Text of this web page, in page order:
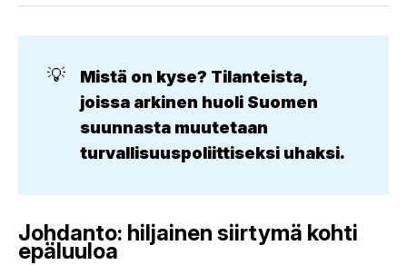
💡
Mistä on kyse? Tilanteista,
joissa arkinen huoli Suomen
suunnasta muutetaan
turvallisuuspoliittiseksi uhaksi.
Johdanto: hiljainen siirtymä kohti
epäluuloa